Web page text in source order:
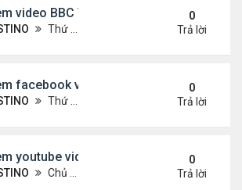
video BBC Việt vào diễn đàn
Thứ 5 Tháng 10 15, 2020 10:34 am
0
Trả lời
facebook video vào diễn đàn
Thứ 4 Tháng 10 14, 2020 10:42 pm
0
Trả lời
youtube video vào diễn đàn
Chủ nhật Tháng 10 11, 2020 8:50 pm
0
Trả lời